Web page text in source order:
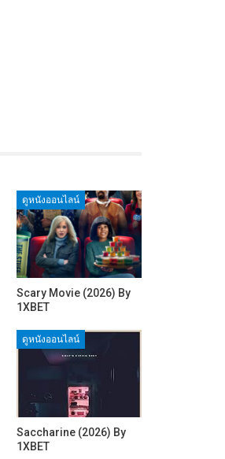
ดูหนังออนไลน์
Scary Movie (2026) By
1XBET
ดูหนังออนไลน์
Saccharine (2026) By
1XBET